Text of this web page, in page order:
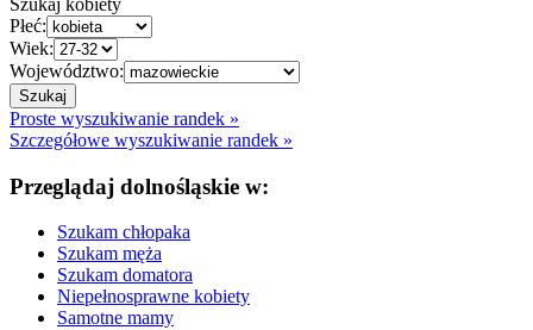
Płeć:
Wiek:
Województwo:
Proste wyszukiwanie randek »
Szczegółowe wyszukiwanie randek »
Przeglądaj dolnośląskie w:
Szukam chłopaka
Szukam męża
Szukam domatora
Niepełnosprawne kobiety
Samotne mamy